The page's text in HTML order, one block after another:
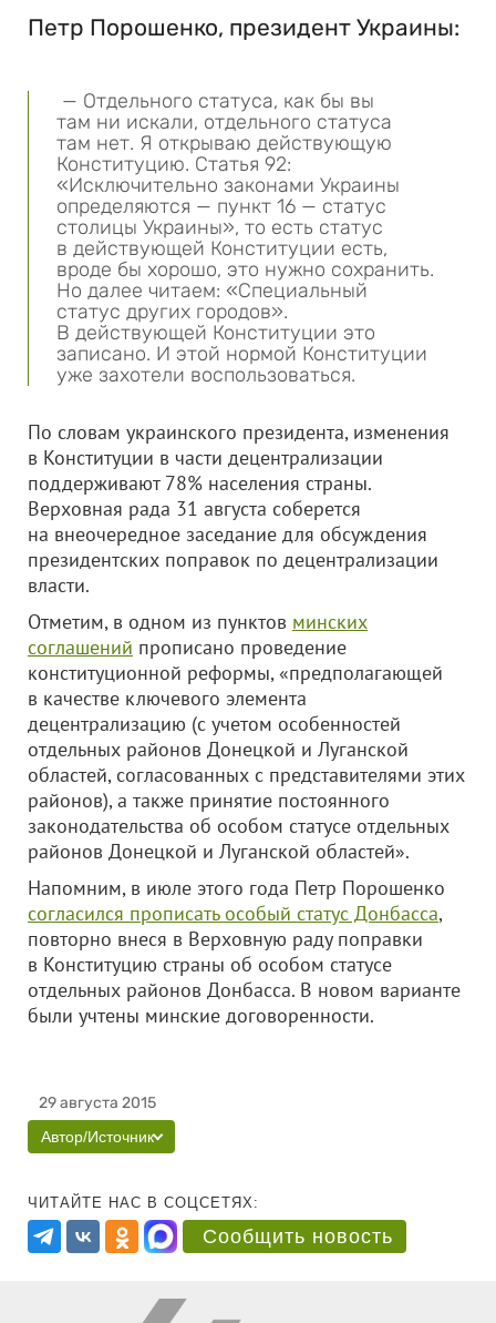
Петр Порошенко, президент Украины:
— Отдельного статуса, как бы вы
там ни искали, отдельного статуса
там нет. Я открываю действующую
Конституцию. Статья 92:
«Исключительно законами Украины
определяются — пункт 16 — статус
столицы Украины», то есть статус
в действующей Конституции есть,
вроде бы хорошо, это нужно сохранить.
Но далее читаем: «Специальный
статус других городов».
В действующей Конституции это
записано. И этой нормой Конституции
уже захотели воспользоваться.
По словам украинского президента, изменения
в Конституции в части децентрализации
поддерживают 78% населения страны.
Верховная рада 31 августа соберется
на внеочередное заседание для обсуждения
президентских поправок по децентрализации
власти.
Отметим, в одном из пунктов минских
соглашений прописано проведение
конституционной реформы, «предполагающей
в качестве ключевого элемента
децентрализацию (с учетом особенностей
отдельных районов Донецкой и Луганской
областей, согласованных с представителями этих
районов), а также принятие постоянного
законодательства об особом статусе отдельных
районов Донецкой и Луганской областей».
Напомним, в июле этого года Петр Порошенко
согласился прописать особый статус Донбасса,
повторно внеся в Верховную раду поправки
в Конституцию страны об особом статусе
отдельных районов Донбасса. В новом варианте
были учтены минские договоренности.
29 августа 2015
Автор/Источник
ЧИТАЙТЕ НАС В СОЦСЕТЯХ:
Сообщить новость